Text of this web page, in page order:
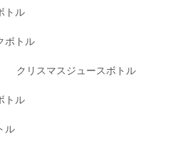
トル
ボトル
クリスマスジュースボトル
トル
ル